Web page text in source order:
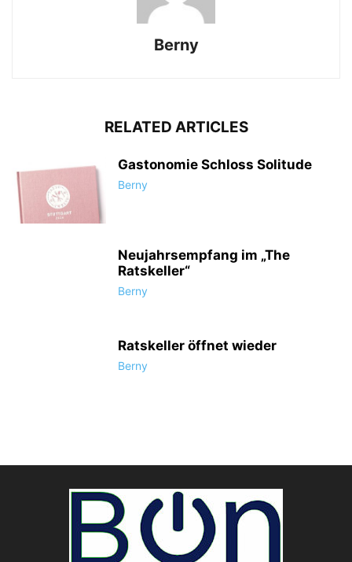
Berny
RELATED ARTICLES
Gastonomie Schloss Solitude
Berny
Neujahrsempfang im „The
Ratskeller“
Berny
Ratskeller öffnet wieder
Berny